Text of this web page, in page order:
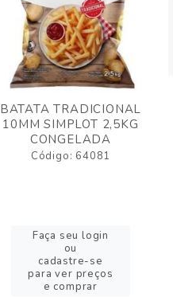
BATATA TRADICIONAL
10MM SIMPLOT 2,5KG
CONGELADA
Código: 64081
Faça seu login
ou
cadastre-se
para ver preços
e comprar